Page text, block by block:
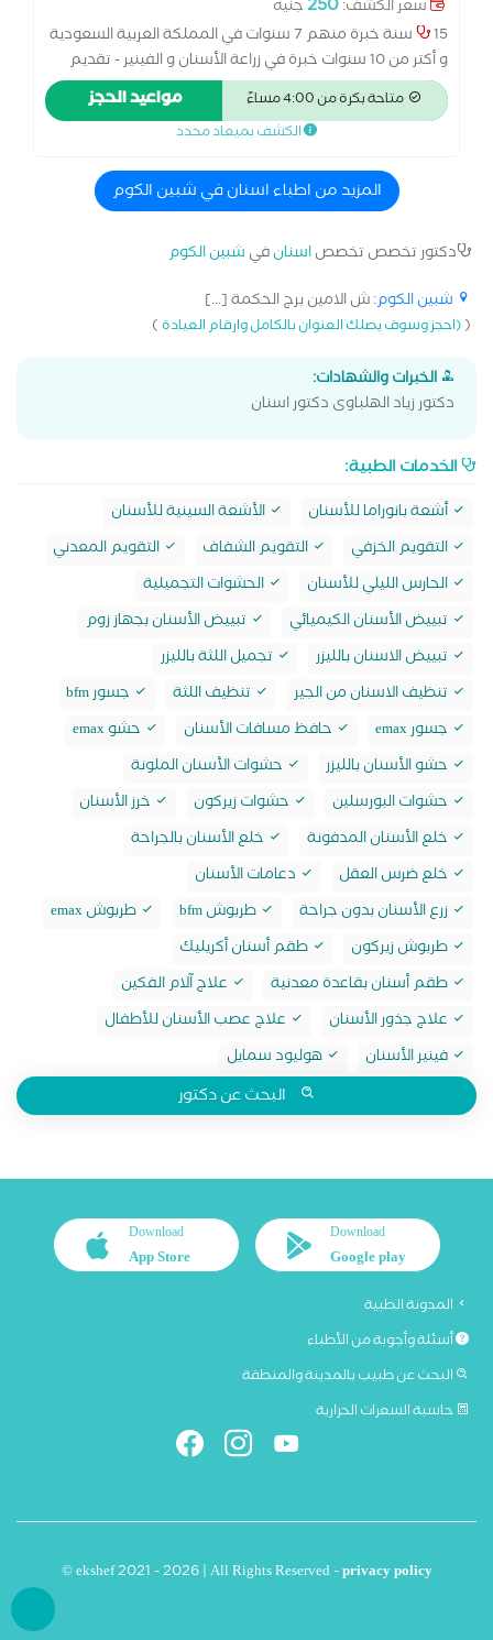
سعر الكشف:250جنيه
15 سنة خبرة منهم 7 سنوات في المملكة العربية السعودية
و أكتر من 10 سنوات خبرة في زراعة الأسنان و الفينير - تقديم
رعاية عالية الجودة و مبنية على الأخلاقيات لضمان نتائج موثوقة
و طويلة الأمد - ثقة حقيقية و شفافية كاملة مع مرضاي مبنية
على خبرة و التزام و مجهود صادق -ابتسامتك تبدأ هنا في يونيك
implants and veneers - Delivering high-quality, ethical care to
provide reliable and long-lasting results - Genuine trust and full
transparency with my patients built on expertise, dedication and
sincere effort - Your smile begins here at Unique Dental Clinic
متاحة بكرة من 4:00 مساءً مواعيد الحجز
الكشف بميعاد محدد
المزيد من اطباء اسنان في شبين الكوم
دكتور تخصص تخصصاسنانفي شبين الكوم
شبين الكوم: ش الامين برج الحكمة [...]
((احجز وسوف يصلك العنوان بالكامل وارقام العيادة)
الخبرات والشهادات:
دكتور زياد الهلباوى دكتور اسنان
الخدمات الطبية:
أشعة بانوراما للأسنان
الأشعة السينية للأسنان
التقويم الخزفي
التقويم الشفاف
التقويم المعدني
الحارس الليلي للأسنان
الحشوات التجميلية
تبييض الأسنان الكيميائي
تبييض الأسنان بجهاز زوم
تبييض الاسنان بالليزر
تجميل اللثة بالليزر
تنظيف الاسنان من الجير
تنظيف اللثة
جسور bfm
جسور emax
حافظ مسافات الأسنان
حشو emax
حشو الأسنان بالليزر
حشوات الأسنان الملونة
حشوات البورسلين
حشوات زيركون
خرز الأسنان
خلع الأسنان المدفونة
خلع الأسنان بالجراحة
خلع ضرس العقل
دعامات الأسنان
زرع الأسنان بدون جراحة
طربوش bfm
طربوش emax
طربوش زيركون
طقم أسنان أكريليك
طقم أسنان بقاعدة معدنية
علاج آلام الفكين
علاج جذور الأسنان
علاج عصب الأسنان للأطفال
فينير الأسنان
هوليود سمايل
البحث عن دكتور
Download
Google play
Download
App Store
المدونة الطبية
أسئلة وأجوبة من الأطباء
البحث عن طبيب بالمدينة والمنطقة
حاسبة السعرات الحرارية
© ekshef 2021 - 2026 | All Rights Reserved -privacy policy